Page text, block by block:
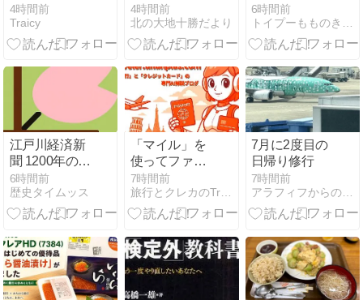
と」で発売す
る一部割引商
品の販売終了
4時間前
Traicy
グループ本社
（2752）2026
年6月末権利
が到着｜今回
も「串家物語
串かつセッ
ト」を選択し
ました
4時間前
北の大地十勝だより
で。
6時間前
江戸川経済新
聞 1200年の歴
史を持つ證大
寺
6時間前
歴史タイムッス
「マイル」を
使ってファー
ストクラスに
乗る！夢を叶
える必要マイ
7時間前
旅行とクレカのTraveler.ununplus.com
7月に2度目の
日帰り修行
7時間前
アラフィフからの「こんな旅」のススメ